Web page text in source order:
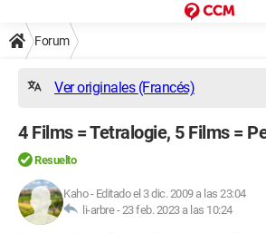
Forum
Ver originales (Francés)
4 Films = Tetralogie, 5 Films =
Resuelto
Kaho- Editado el 3 dic. 2009 a las 23:04
li-arbre -23 feb. 2023 a las 10:24